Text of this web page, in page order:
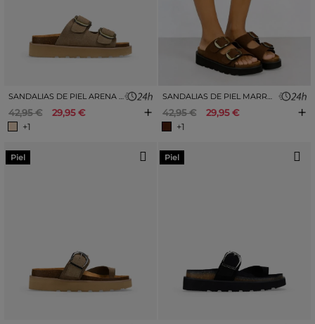
SANDALIAS DE PIEL ARENA CON DOBLE HEBILLA
42,95 €
29,95 €
+1
+
SANDALIAS DE PIEL MARRONES CON DOBLE HEBILLA
42,95 €
29,95 €
+1
+
Piel Piel